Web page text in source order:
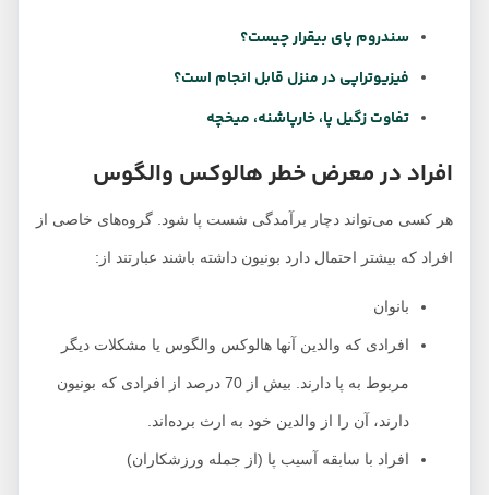
سندروم پای بیقرار چیست؟
فیزیوتراپی در منزل قابل انجام است؟
تفاوت زگیل پا، خارپاشنه، میخچه
افراد در معرض خطر هالوکس والگوس
هر کسی می‌تواند دچار برآمدگی شست پا شود. گروه‌های خاصی از
افراد که بیشتر احتمال دارد بونیون داشته باشند عبارتند از:
بانوان
افرادی که والدین آنها هالوکس والگوس یا مشکلات دیگر
مربوط به پا دارند. بیش از 70 درصد از افرادی که بونیون
دارند، آن را از والدین خود به ارث برده‌اند.
افراد با سابقه آسیب پا (از جمله ورزشکاران)